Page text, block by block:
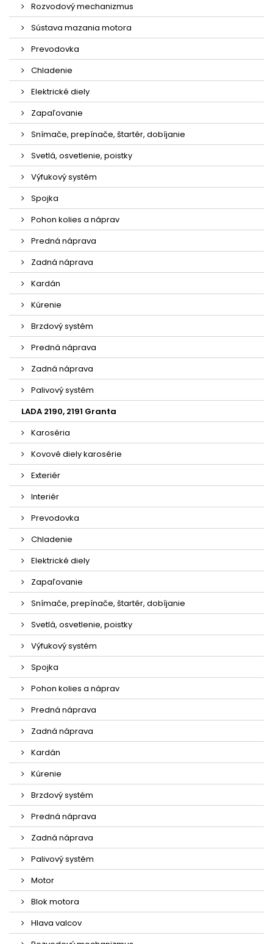
Rozvodový mechanizmus
Sústava mazania motora
Prevodovka
Chladenie
Elektrické diely
Zapaľovanie
Snímače, prepínače, štartér, dobíjanie
Svetlá, osvetlenie, poistky
Výfukový systém
Spojka
Pohon kolies a náprav
Predná náprava
Zadná náprava
Kardán
Kúrenie
Brzdový systém
Predná náprava
Zadná náprava
Palivový systém
LADA 2190, 2191 Granta
Karoséria
Kovové diely karosérie
Exteriér
Interiér
Prevodovka
Chladenie
Elektrické diely
Zapaľovanie
Snímače, prepínače, štartér, dobíjanie
Svetlá, osvetlenie, poistky
Výfukový systém
Spojka
Pohon kolies a náprav
Predná náprava
Zadná náprava
Kardán
Kúrenie
Brzdový systém
Predná náprava
Zadná náprava
Palivový systém
Motor
Blok motora
Hlava valcov